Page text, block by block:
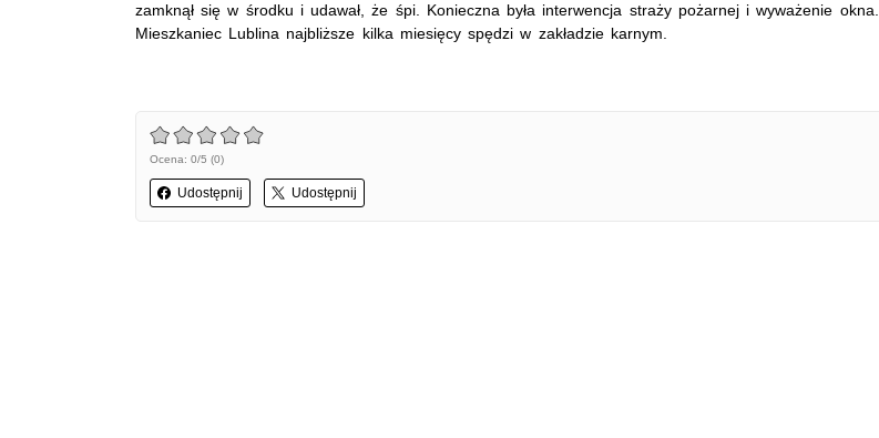
zamknął się w środku i udawał, że śpi. Konieczna była interwencja straży pożarnej i wyważenie okna.
Mieszkaniec Lublina najbliższe kilka miesięcy spędzi w zakładzie karnym.
Ocena: 0/5 (0)
Udostępnij Udostępnij